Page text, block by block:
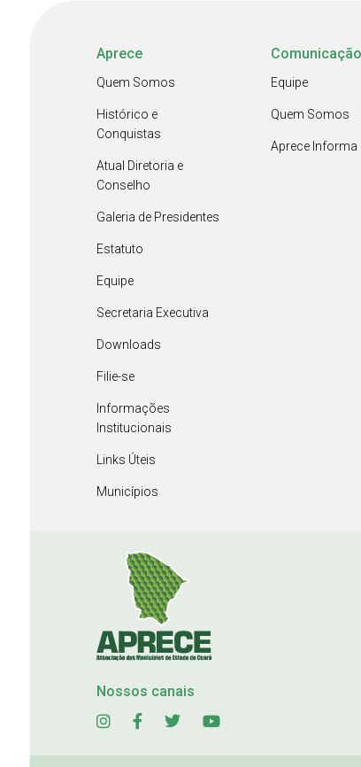
Aprece
Quem Somos
Histórico e
Conquistas
Atual Diretoria e
Conselho
Galeria de Presidentes
Estatuto
Equipe
Secretaria Executiva
Downloads
Filie-se
Informações
Institucionais
Links Úteis
Municípios
Comunicação
Equipe
Quem Somos
Aprece Informa
Nossos canais